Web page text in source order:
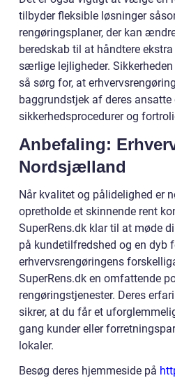
tilbyder fleksible løsninger
rengøringsplaner, der kan
beredskab til at håndtere
særlige lejligheder.
så sørg for, at
baggrundstjek af deres
sikkerhedsprocedurer og
Anbefaling:
Nordsjælland
Når kvalitet og pålidelighed er
opretholde et skinnende rent
SuperRens.dk klar til at møde
på kundetilfredshed og en dyb
erhvervsrengøringens
SuperRens.dk en omfattende
rengøringstjenester. Deres
sikrer, at du får et
gang kunder eller
lokaler.
Besøg deres hjemmeside på